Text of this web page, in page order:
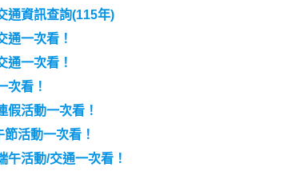
通資訊查詢(115年)
通一次看！
通一次看！
次看！
假活動一次看！
活動一次看！
午活動/交通一次看！